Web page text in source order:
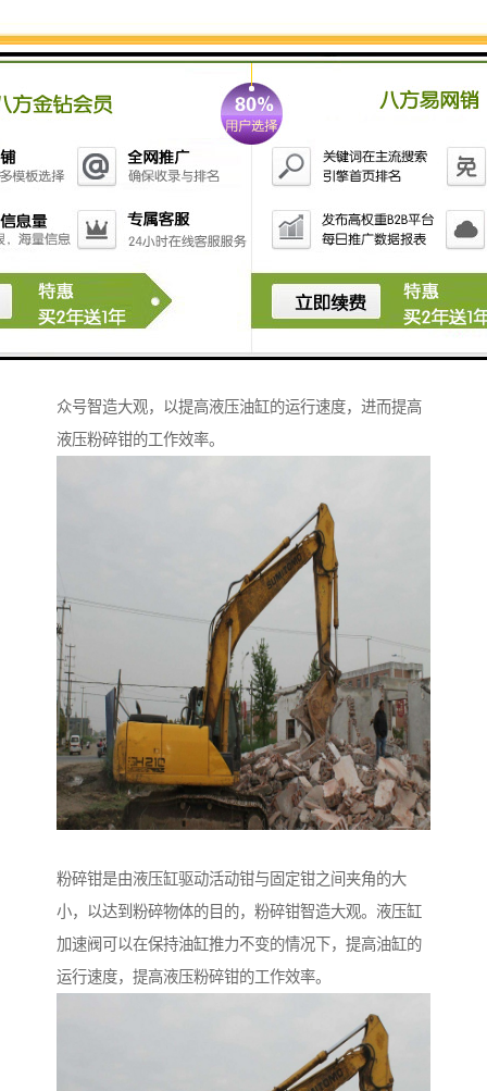
在液压挖掘机的液压原理中，有一项装置叫液压油缸再
生阀。是液压油缸的活塞靠所带动的机械臂自重，而被
动运动时，液压油缸的有杆腔或无杆腔的油，通过再生
阀回到无杆腔或有杆腔的原理。根据这种原理，利用液
众号智造大观，以提高液压油缸的运行速度，进而提高
液压粉碎钳的工作效率。
粉碎钳是由液压缸驱动活动钳与固定钳之间夹角的大
小，以达到粉碎物体的目的，粉碎钳智造大观。液压缸
加速阀可以在保持油缸推力不变的情况下，提高油缸的
运行速度，提高液压粉碎钳的工作效率。